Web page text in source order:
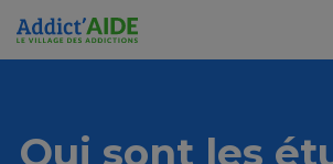
Aller au contenu principal
Qui sont les
Panneau de gestion des cookies